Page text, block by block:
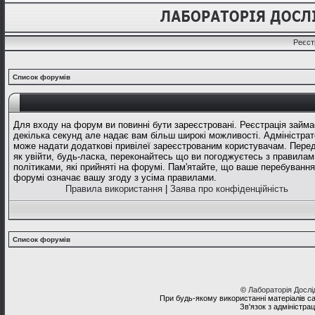
Список форумів
Для входу на форум ви повинні бути зареєстровані. Реєстрація
декілька секунд але надає вам більш широкі можливості.
може надати додаткові привілеї зареєстрованим користувачам.
як увійти, будь-ласка, переконайтесь що ви погоджуєтесь з
політиками, які прийняті на форумі. Пам'ятайте, що ваше
форумі означає вашу згоду з усіма правилами.
Правила використання
Заява про конфіденційність
Список форумів
© Лабораторія
При будь-якому використанні матеріалів
Зв'язок з